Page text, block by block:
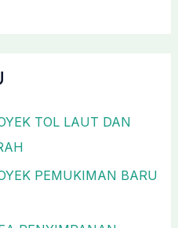
TOL LAUT DAN
PEMUKIMAN BARU